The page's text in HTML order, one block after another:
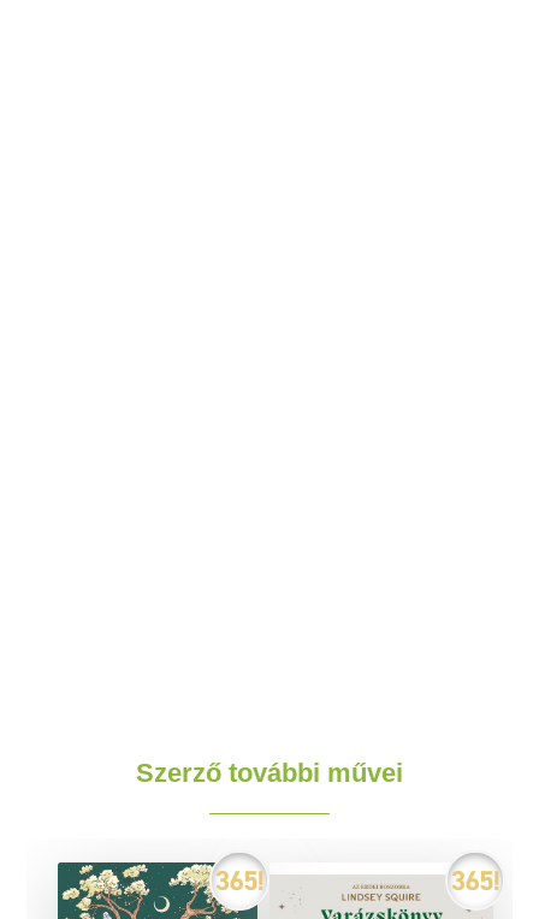
Szerző további művei